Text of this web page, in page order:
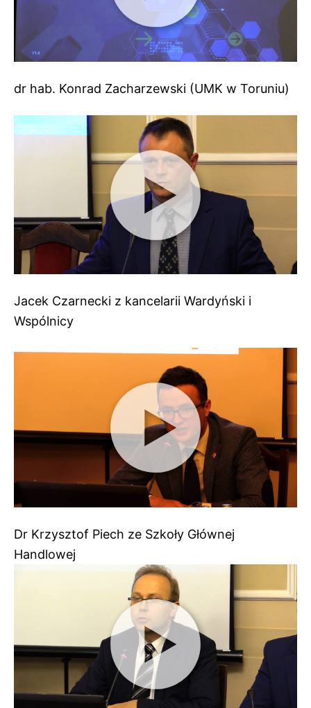
dr hab. Konrad Zacharzewski (UMK w Toruniu)
Jacek Czarnecki z kancelarii Wardyński i
Wspólnicy
Dr Krzysztof Piech ze Szkoły Głównej
Handlowej